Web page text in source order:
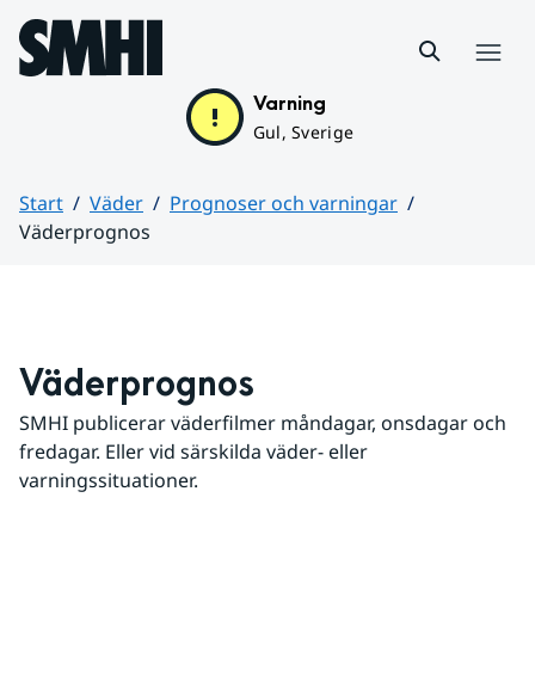
Hoppa till sidans innehåll
Varning
Gul, Sverige
Start Väder
Prognoser och varningar
Väderprognos
Väderprognos
SMHI publicerar väderfilmer måndagar, onsdagar och
fredagar. Eller vid särskilda väder- eller
varningssituationer.